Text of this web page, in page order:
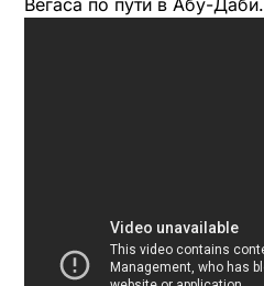
Вегаса по пути в Абу-Даби.